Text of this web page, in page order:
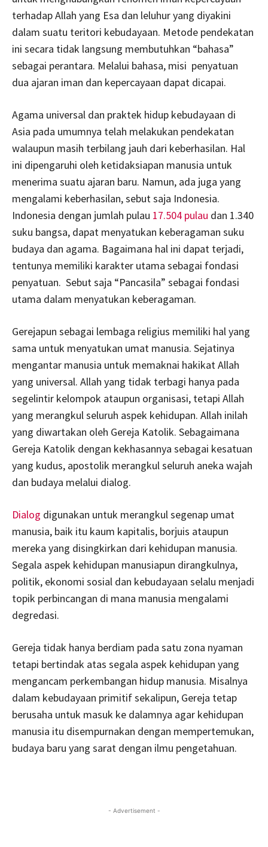
terhadap Allah yang Esa dan leluhur yang diyakini
dalam suatu teritori kebudayaan. Metode pendekatan
ini secara tidak langsung membutuhkan “bahasa”
sebagai perantara. Melalui bahasa, misi penyatuan
dua ajaran iman dan kepercayaan dapat dicapai.
Agama universal dan praktek hidup kebudayaan di
Asia pada umumnya telah melakukan pendekatan
walaupun masih terbilang jauh dari keberhasilan. Hal
ini dipengaruhi oleh ketidaksiapan manusia untuk
menerima suatu ajaran baru. Namun, ada juga yang
mengalami keberhasilan, sebut saja Indonesia.
Indonesia dengan jumlah pulau 17.504 pulau dan 1.340
suku bangsa, dapat menyatukan keberagaman suku
budaya dan agama. Bagaimana hal ini dapat terjadi,
tentunya memiliki karakter utama sebagai fondasi
penyatuan. Sebut saja “Pancasila” sebagai fondasi
utama dalam menyatukan keberagaman.
Gerejapun sebagai lembaga religius memiliki hal yang
sama untuk menyatukan umat manusia. Sejatinya
mengantar manusia untuk memaknai hakikat Allah
yang universal. Allah yang tidak terbagi hanya pada
segelintir kelompok ataupun organisasi, tetapi Allah
yang merangkul seluruh aspek kehidupan. Allah inilah
yang diwartakan oleh Gereja Katolik. Sebagaimana
Gereja Katolik dengan kekhasannya sebagai kesatuan
yang kudus, apostolik merangkul seluruh aneka wajah
dan budaya melalui dialog.
Dialog digunakan untuk merangkul segenap umat
manusia, baik itu kaum kapitalis, borjuis ataupun
mereka yang disingkirkan dari kehidupan manusia.
Segala aspek kehidupan manusiapun dirangkulnya,
politik, ekonomi sosial dan kebudayaan selalu menjadi
topik perbincangan di mana manusia mengalami
degredasi.
Gereja tidak hanya berdiam pada satu zona nyaman
tetapi bertindak atas segala aspek kehidupan yang
mengancam perkembangan hidup manusia. Misalnya
dalam kebudayaan primitif sekalipun, Gereja tetap
berusaha untuk masuk ke dalamnya agar kehidupan
manusia itu disempurnakan dengan mempertemukan,
budaya baru yang sarat dengan ilmu pengetahuan.
- Advertisement -